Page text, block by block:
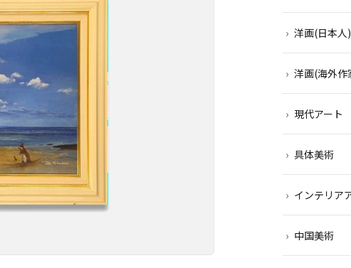
洋画(日本人)
洋画(海外作
現代アート
具体美術
インテリア
中国美術